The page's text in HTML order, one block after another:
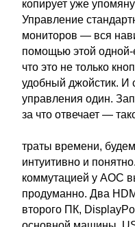
копирует уже
Управление
мониторов — вся
помощью этой одной-
что это не только
удобный джойстик. И
управления один.
за что отвечает —
траты времени,
интуитивно и
коммутацией у AOC
продуманно. Два
второго ПК,